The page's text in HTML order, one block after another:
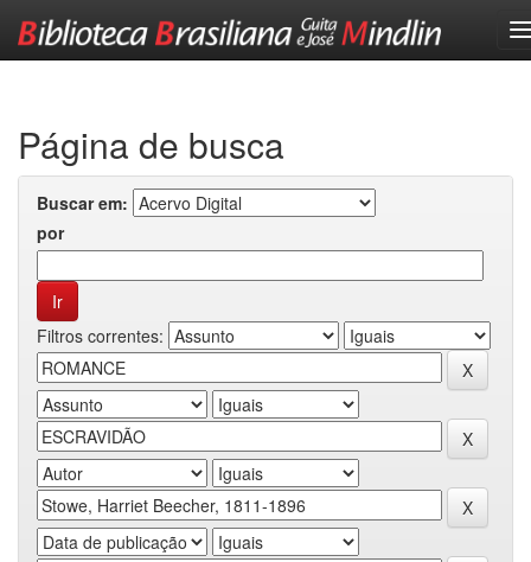
Página de busca
Buscar em:
por
Filtros correntes: